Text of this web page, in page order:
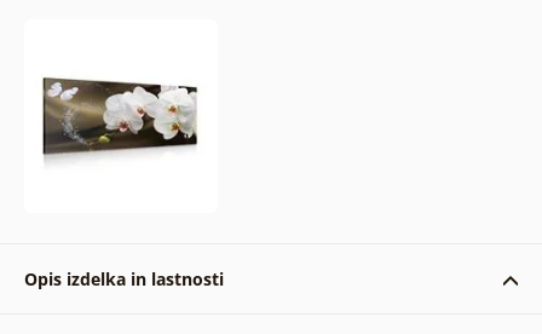
Opis izdelka in lastnosti